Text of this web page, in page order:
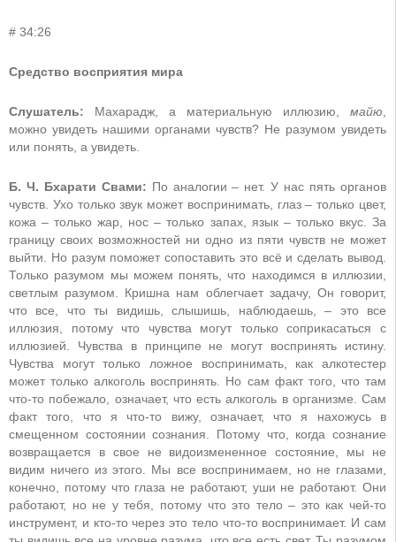
# 34:26
Средство восприятия мира
Слушатель: Махарадж, а материальную иллюзию, майю
можно увидеть нашими органами чувств? Не разумом увидеть
или понять, а увидеть.
Б. Ч. Бхарати Свами: По аналогии – нет. У нас пять органов
чувств. Ухо только звук может воспринимать, глаз – только цвет,
кожа – только жар, нос – только запах, язык – только вкус. За
границу своих возможностей ни одно из пяти чувств не может
выйти. Но разум поможет сопоставить это всё и сделать вывод.
Только разумом мы можем понять, что находимся в иллюзии,
светлым разумом. Кришна нам облегчает задачу, Он говорит,
что все, что ты видишь, слышишь, наблюдаешь, – это все
иллюзия, потому что чувства могут только соприкасаться с
иллюзией. Чувства в принципе не могут воспринять истину.
Чувства могут только ложное воспринимать, как алкотестер
может только алкоголь воспринять. Но сам факт того, что там
что-то побежало, означает, что есть алкоголь в организме. Сам
факт того, что я что-то вижу, означает, что я нахожусь в
смещенном состоянии сознания. Потому что, когда сознание
возвращается в свое не видоизмененное состояние, мы не
видим ничего из этого. Мы все воспринимаем, но не глазами,
конечно, потому что глаза не работают, уши не работают. Они
работают, но не у тебя, потому что это тело – это как чей-то
инструмент, и кто-то через это тело что-то воспринимает. И сам